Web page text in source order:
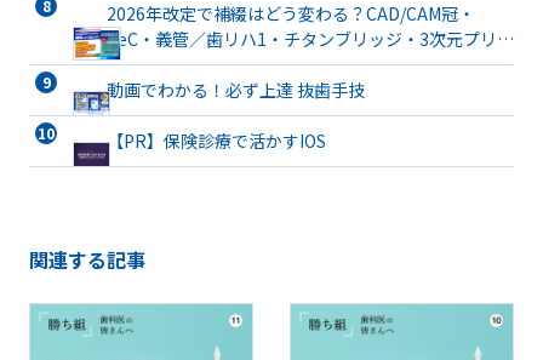
2026年改定で補綴はどう変わる？CAD/CAM冠・
TeC・義管／歯リハ1・チタンブリッジ・3次元プリン
ト有床義歯まで詳解
動画でわかる！必ず上達 抜歯手技
【PR】保険診療で活かすIOS
関連する記事